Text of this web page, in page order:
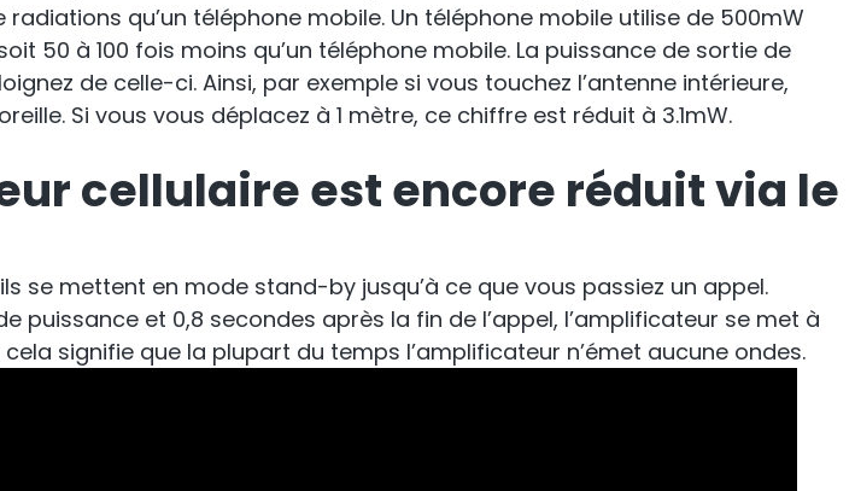
RouterAmp StellaControl
qu’un téléphone mobile. Un téléphone mobile utilise de 500mW
50 à 100 fois moins qu’un téléphone mobile. La puissance de sortie de
de celle-ci. Ainsi, par exemple si vous touchez l’antenne intérieure,
Si vous vous déplacez à 1 mètre, ce chiffre est réduit à 3.1mW.
cellulaire est encore réduit via le
se mettent en mode stand-by jusqu’à ce que vous passiez un appel.
puissance et 0,8 secondes après la fin de l’appel, l’amplificateur se met à
signifie que la plupart du temps l’amplificateur n’émet aucune ondes.